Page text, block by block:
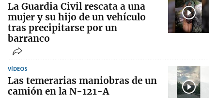
La Guardia Civil rescata a una
mujer y su hijo de un vehículo
tras precipitarse por un
barranco
VÍDEOS
Las temerarias maniobras de un
camión en la N-121-A